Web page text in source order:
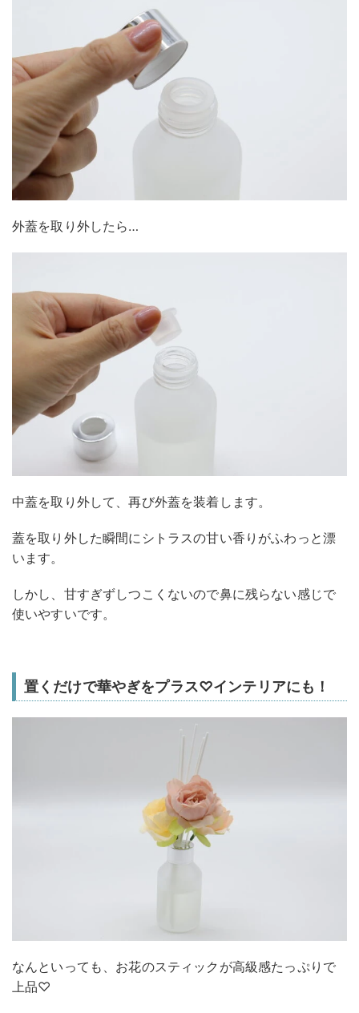
外蓋を取り外したら…
中蓋を取り外して、再び外蓋を装着します。
蓋を取り外した瞬間にシトラスの甘い香りがふわっと漂
います。
しかし、甘すぎずしつこくないので鼻に残らない感じで
使いやすいです。
置くだけで華やぎをプラス♡インテリアにも！
なんといっても、お花のスティックが高級感たっぷりで
上品♡